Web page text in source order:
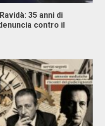
35 anni di
contro il